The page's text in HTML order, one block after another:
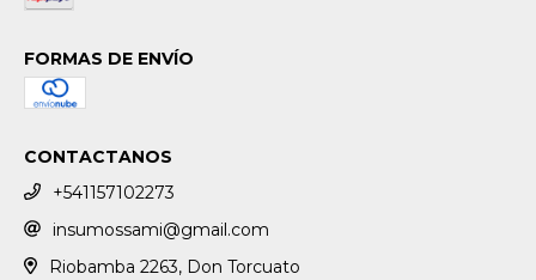
FORMAS DE ENVÍO
CONTACTANOS
+541157102273
insumossami@gmail.com
Riobamba 2263, Don Torcuato